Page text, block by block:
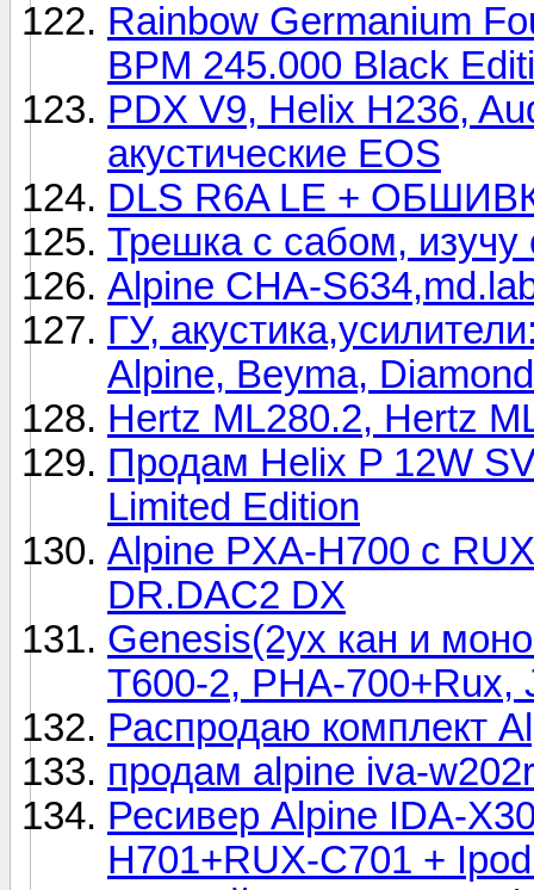
Rainbow Germanium
BPM 245.000 Black
PDX V9, Helix H236,
акустические EOS
DLS R6A LE +
Трешка с сабом, изучу
Alpine CHA-
ГУ,
Alpine, Beyma, Diamond
Hertz ML280.2, Hertz
Продам Helix P 12W
Limited Edition
Alpine PXA-H700 с
DR.DAC2 DX
Genesis(2ух кан и
T600-2, PHA-700+Rux,
Распродаю комплект
продам alpine iva-
Ресивер Alpine IDA-
H701+RUX-C701 +